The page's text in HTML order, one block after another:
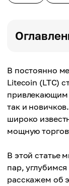
В постоянно
Litecoin (LTC)
привлекающим
так и
широко
мощную
В этой статье
пар,
расскажем об